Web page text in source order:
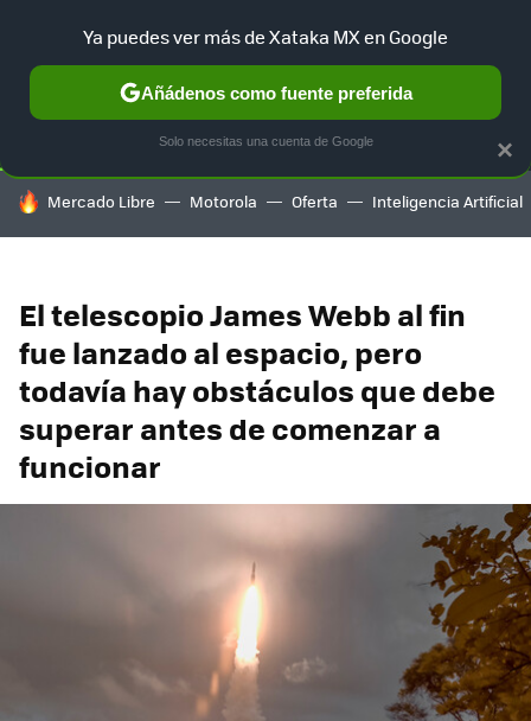
SELECCIÓN GAMING HOME AUTO TERRITORIO
HOY SE HABLA DE
Mercado Libre Motorola Oferta Inteligencia Artificial
El telescopio James Webb al fin
fue lanzado al espacio, pero
todavía hay obstáculos que debe
superar antes de comenzar a
funcionar
×
Ya puedes ver más de Xataka MX en Google
Añádenos como fuente preferida
Solo necesitas una cuenta de Google